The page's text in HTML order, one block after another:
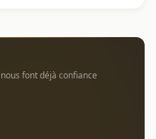
font déjà confiance